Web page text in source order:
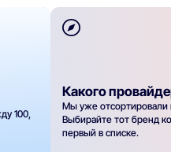
100,
Какого
Мы уже отсортировали
Выбирайте тот бренд
первый в списке.